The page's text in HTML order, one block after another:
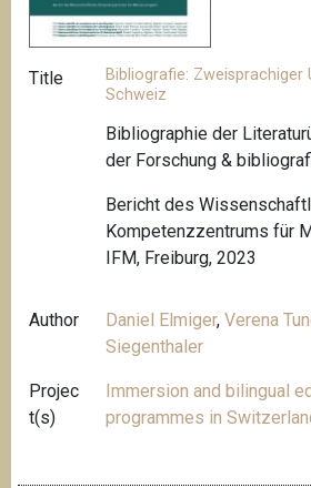
Title
Bibliografie: Zweisprachiger
Schweiz
Bibliographie der
der Forschung &
Bericht des
Kompetenzzentrums für
IFM, Freiburg, 2023
Author Daniel Elmiger,Verena
Siegenthaler
Projec
t(s)
Immersion and bilingual
programmes in